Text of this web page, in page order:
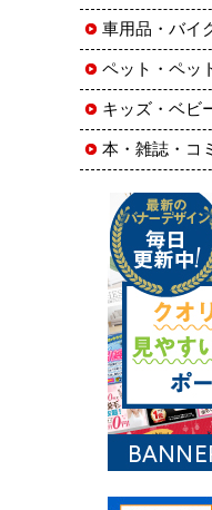
車用品・バイ
ペット・ペッ
キッズ・ベビ
本・雑誌・コ